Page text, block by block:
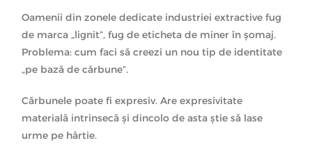
Oamenii din zonele dedicate industriei extractive fug
de marca „lignit”, fug de eticheta de miner în şomaj.
Problema: cum faci să creezi un nou tip de identitate
„pe bază de cărbune”.
Cărbunele poate fi expresiv. Are expresivitate
materială intrinsecă şi dincolo de asta ştie să lase
urme pe hârtie.